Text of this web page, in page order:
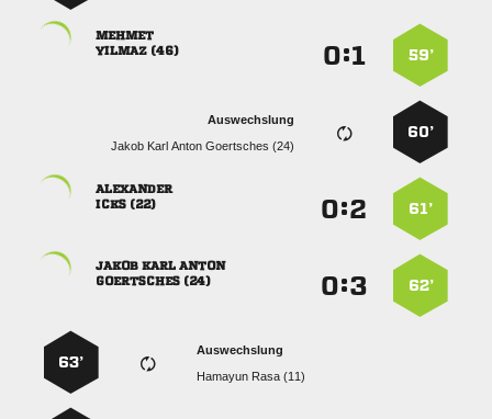
59’
:

 
60’
Auswechslung
    
61’
:

 
62’
:
  
 
Auswechslung
  
63’